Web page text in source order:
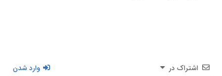
اشتراک در وارد شدن